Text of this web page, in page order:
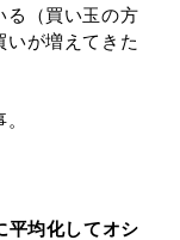
る（買い玉の方
いが増えてきた
平均化してオシ